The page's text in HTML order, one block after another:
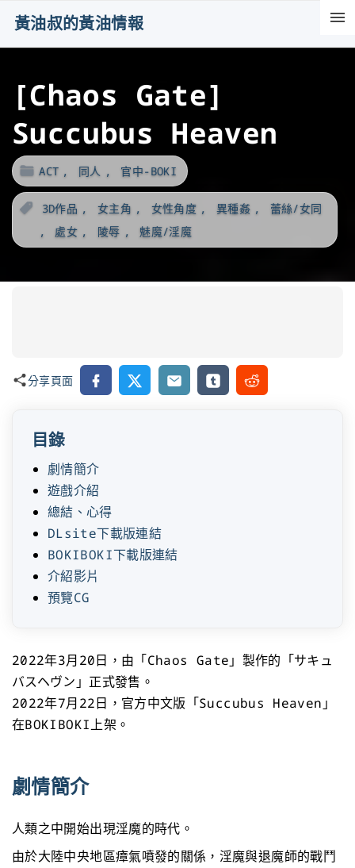
n
黃油叔的黃油情報
[Chaos Gate]
Succubus Heaven
ACT 同人 官中-BOKI
3D作品 女主角 女性角度 異種姦
蕾絲/女同
處女
陵辱 魅魔/淫魔
分享頁面 Facebook
X Email TumblrReddit
目錄
劇情簡介
遊戲介紹
總結、心得
DLsite下載版連結
BOKIBOKI下載版連結
介紹影片
預覽CG
2022年3月20日，由「Chaos Gate」製作的「サキュ
バスヘヴン」正式發售。
2022年7月22日，官方中文版「Succubus Heaven」
在BOKIBOKI上架。
劇情簡介
人類之中開始出現淫魔的時代。
由於大陸中央地區瘴氣噴發的關係，淫魔與退魔師的戰鬥